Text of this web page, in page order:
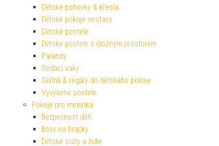
Dětské pohovky & křesla
Dětské pokoje sestavy
Dětské postele
Dětské postele s úložným prostorem
Palandy
Sedací vaky
Skříně & regály do dětského pokoje
Vyvýšené postele
Pokoje pro miminka
Bezpečnost dětí
Boxy na hračky
Dětské stoly a židle